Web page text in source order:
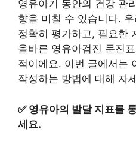
영유아기 동안의 건강 관
향을 미칠 수 있습니다.
정확히 평가하고, 필요한
올바른 영유아검진 문진
적이에요. 이번 글에서는
작성하는 방법에 대해 자
✅ 영유아의 발달 지표를
세요.